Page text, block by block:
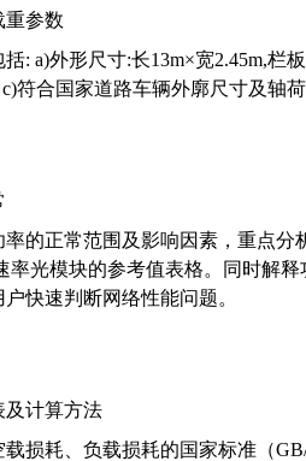
重参数
: a)外形尺寸:长13m×宽2.45m,栏
符合国家道路车辆外廓尺寸及轴
的正常范围及影响因素，重点分
率光模块的参考值表格。同时解
快速判断网络性能问题。
及计算方法
损耗、负载损耗的国家标准（